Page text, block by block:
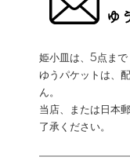
姫小皿は、5点まで
ゆうパケットは、
ん。
当店、または日本
了承ください。